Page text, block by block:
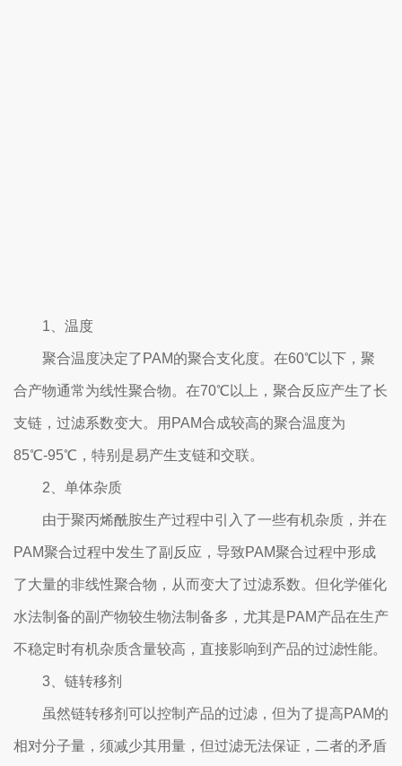
1、温度
聚合温度决定了PAM的聚合支化度。在60℃以下，聚
合产物通常为线性聚合物。在70℃以上，聚合反应产生了长
支链，过滤系数变大。用PAM合成较高的聚合温度为
85℃-95℃，特别是易产生支链和交联。
2、单体杂质
由于聚丙烯酰胺生产过程中引入了一些有机杂质，并在
PAM聚合过程中发生了副反应，导致PAM聚合过程中形成
了大量的非线性聚合物，从而变大了过滤系数。但化学催化
水法制备的副产物较生物法制备多，尤其是PAM产品在生产
不稳定时有机杂质含量较高，直接影响到产品的过滤性能。
3、链转移剂
虽然链转移剂可以控制产品的过滤，但为了提高PAM的
相对分子量，须减少其用量，但过滤无法保证，二者的矛盾